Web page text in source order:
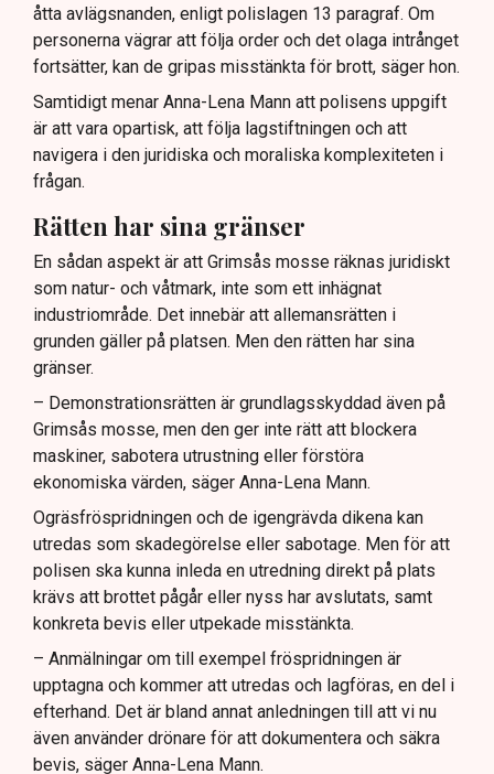
åtta avlägsnanden, enligt polislagen 13 paragraf. Om
personerna vägrar att följa order och det olaga intrånget
fortsätter, kan de gripas misstänkta för brott, säger hon.
Samtidigt menar Anna-Lena Mann att polisens uppgift
är att vara opartisk, att följa lagstiftningen och att
navigera i den juridiska och moraliska komplexiteten i
frågan.
Rätten har sina gränser
En sådan aspekt är att Grimsås mosse räknas juridiskt
som natur- och våtmark, inte som ett inhägnat
industriområde. Det innebär att allemansrätten i
grunden gäller på platsen. Men den rätten har sina
gränser.
– Demonstrationsrätten är grundlagsskyddad även på
Grimsås mosse, men den ger inte rätt att blockera
maskiner, sabotera utrustning eller förstöra
ekonomiska värden, säger Anna-Lena Mann.
Ogräsfröspridningen och de igengrävda dikena kan
utredas som skadegörelse eller sabotage. Men för att
polisen ska kunna inleda en utredning direkt på plats
krävs att brottet pågår eller nyss har avslutats, samt
konkreta bevis eller utpekade misstänkta.
– Anmälningar om till exempel fröspridningen är
upptagna och kommer att utredas och lagföras, en del i
efterhand. Det är bland annat anledningen till att vi nu
även använder drönare för att dokumentera och säkra
bevis, säger Anna-Lena Mann.